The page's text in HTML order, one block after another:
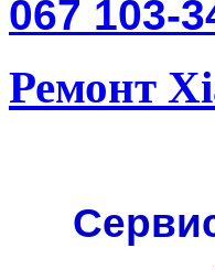
067 103-
Ремонт